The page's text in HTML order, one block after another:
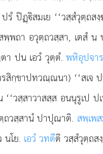
ปิฏฺิสมเย ‘‘วสฺสํวุตฺถส
พถา อวุตฺถวสฺสา, เตสํ น
า ปน เอวํ วุตฺตํ.พหิอุปจา
สิกฺขาปทวณฺณนา) ‘‘สเ
วสฺสาวาสสฺส อนนุรูเป
ถวสฺสานํ ปาปุณาติ. สพฺเพ
นโย. เอวํ วทตีติ วสฺสํวุตฺถ